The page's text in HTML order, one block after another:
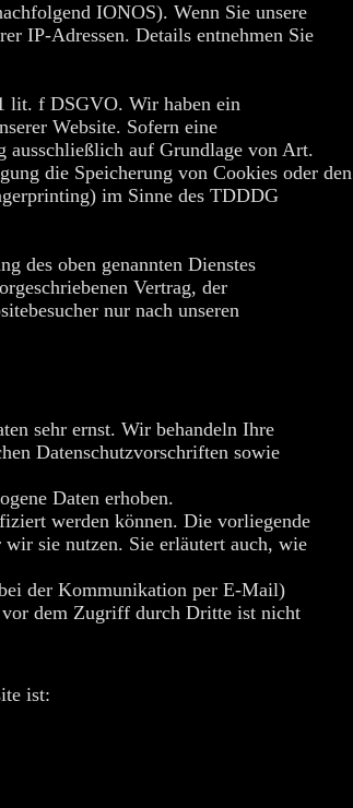
IONOS). Wenn Sie unsere
IP-Adressen. Details entnehmen Sie
lit. f DSGVO. Wir haben ein
Website. Sofern eine
ausschließlich auf Grundlage von Art.
die Speicherung von Cookies oder den
im Sinne des TDDDG
des oben genannten Dienstes
Vertrag, der
nur nach unseren
sehr ernst. Wir behandeln Ihre
Datenschutzvorschriften sowie
Daten erhoben.
werden können. Die vorliegende
sie nutzen. Sie erläutert auch, wie
der Kommunikation per E-Mail)
vor dem Zugriff durch Dritte ist nicht
ist: